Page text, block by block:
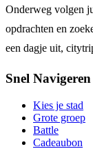
Onderweg volgen
opdrachten en
een dagje uit,
Snel Navigeren
Kies je stad
Grote groep
Battle
Cadeaubon